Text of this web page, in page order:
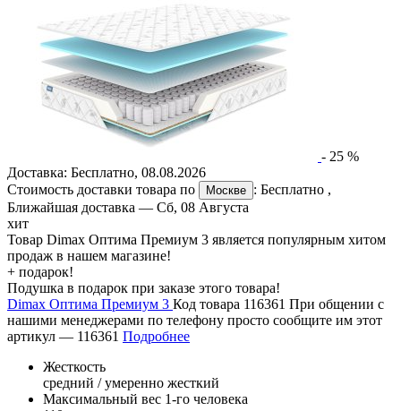
- 25 %
Доставка: Бесплатно, 08.08.2026
Стоимость доставки товара по
Москве : Бесплатно ,
Ближайшая доставка — Сб, 08 Августа
хит
Товар Dimax Оптима Премиум 3 является популярным хитом
продаж в нашем магазине!
+ подарок!
Подушка в подарок при заказе этого товара!
Dimax Оптима Премиум 3 Код товара 116361 При общении с
нашими менеджерами по телефону просто сообщите им этот
артикул — 116361 Подробнее
Жесткость
средний / умеренно жесткий
Максимальный вес 1-го человека